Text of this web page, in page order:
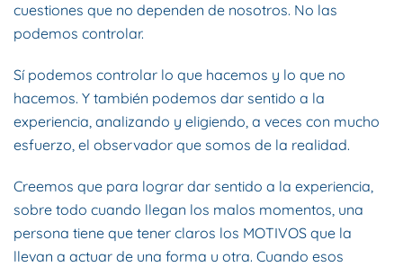
cuestiones que no dependen de nosotros. No las
podemos controlar.
Sí podemos controlar lo que hacemos y lo que no
hacemos. Y también podemos dar sentido a la
experiencia, analizando y eligiendo, a veces con mucho
esfuerzo, el observador que somos de la realidad.
Creemos que para lograr dar sentido a la experiencia,
sobre todo cuando llegan los malos momentos, una
persona tiene que tener claros los MOTIVOS que la
llevan a actuar de una forma u otra. Cuando esos